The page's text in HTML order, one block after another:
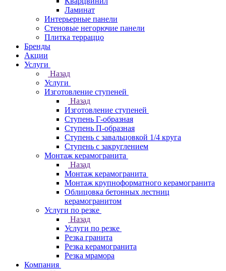
Ламинат
Интерьерные панели
Стеновые негорючие панели
Плитка терраццо
Бренды
Акции
Услуги
Назад
Услуги
Изготовление ступеней
Назад
Изготовление ступеней
Ступень Г-образная
Ступень П-образная
Ступень с завальцовкой 1/4 круга
Ступень с закруглением
Монтаж керамогранита
Назад
Монтаж керамогранита
Монтаж крупноформатного керамогранита
Облицовка бетонных лестниц
керамогранитом
Услуги по резке
Назад
Услуги по резке
Резка гранита
Резка керамогранита
Резка мрамора
Компания